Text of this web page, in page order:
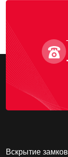
Вскрытие замков